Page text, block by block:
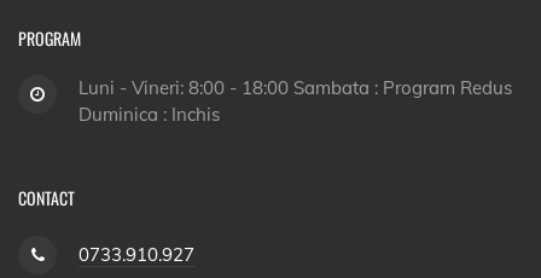
PROGRAM
Luni - Vineri: 8:00 - 18:00 Sambata : Program Redus
Duminica : Inchis
CONTACT
0733.910.927